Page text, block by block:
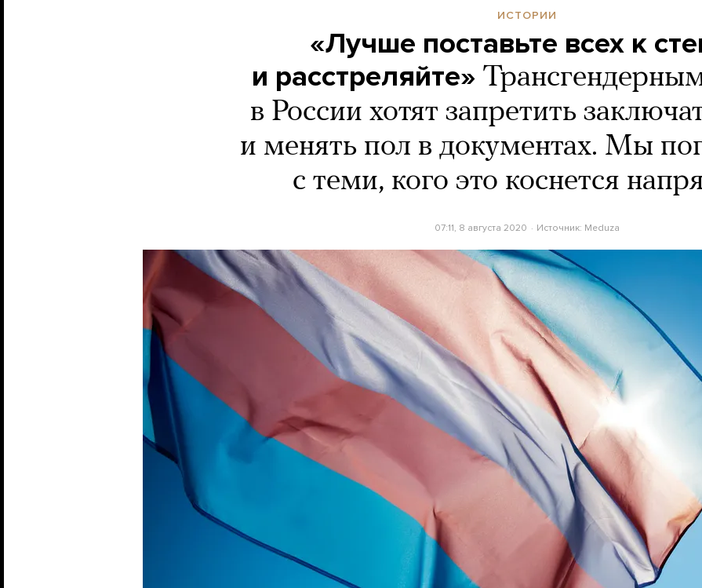
ИСТОРИИ
«Лучше поставьте всех к
и расстреляйте»
в России хотят запретить
и менять пол в документах. Мы
с теми, кого это коснется
07:11, 8 августа 2020 Источник: Meduza